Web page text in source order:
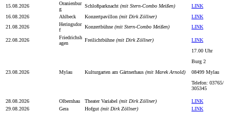
15.08.2026
Oranienbur
g
Schloßparknacht (mit Stern-Combo Meißen)
LINK
16.08.2026
Ahlbeck Konzertpavillon (mit Dirk Zöllner)
LINK
21.08.2026
Heringsdor
f
Konzertbühne (mit Stern-Combo Meißen) LINK
22.08.2026
Friedrichsh
agen
Freilichtbühne (mit Dirk Zöllner) LINK
23.08.2026 Mylau Kulturgarten am Gärtnerhaus (mit Marek Arnold)
17.00 Uhr
Burg 2
08499 Mylau
Telefon: 03765/
305345
28.08.2026 Olbernhau Theater Variabel (mit Dirk Zöllner)
LINK
29.08.2026
Gera Hofgut (mit Dirk Zöllner)
LINK